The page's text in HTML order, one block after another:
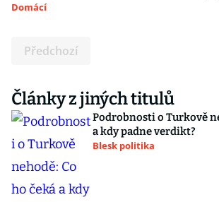
Domácí
Předchozí
Články z jiných titulů
Podrobnosti o Turkově
a kdy padne verdikt?
Blesk politika